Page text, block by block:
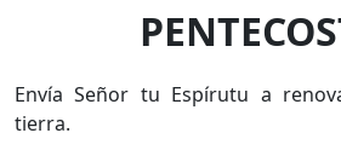
Envía Señor tu Espírutu a
tierra.